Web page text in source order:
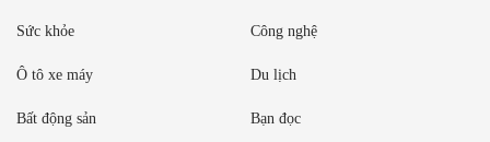
Sức khỏe Công nghệ
Ô tô xe máy Du lịch
Bất động sản Bạn đọc